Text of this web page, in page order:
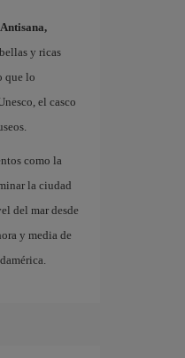
y ricas
que lo
el casco
como la
la ciudad
del mar desde
y media de